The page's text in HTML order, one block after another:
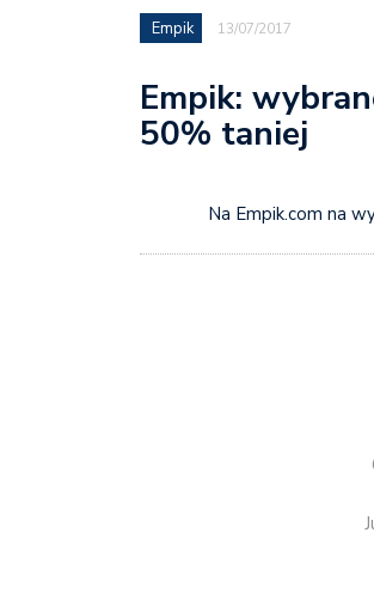
Empik 13/07/2017
Empik:
50% taniej
Na Empik.com na